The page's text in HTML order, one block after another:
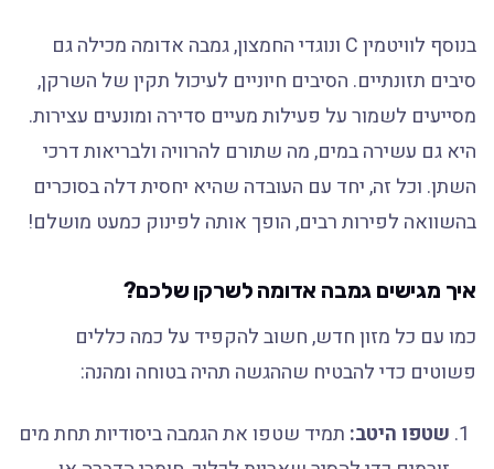
בנוסף לוויטמין C ונוגדי החמצון, גמבה אדומה מכילה גם
סיבים תזונתיים. הסיבים חיוניים לעיכול תקין של השרקן,
מסייעים לשמור על פעילות מעיים סדירה ומונעים עצירות.
היא גם עשירה במים, מה שתורם להרוויה ולבריאות דרכי
השתן. וכל זה, יחד עם העובדה שהיא יחסית דלה בסוכרים
בהשוואה לפירות רבים, הופך אותה לפינוק כמעט מושלם!
איך מגישים גמבה אדומה לשרקן שלכם?
כמו עם כל מזון חדש, חשוב להקפיד על כמה כללים
פשוטים כדי להבטיח שההגשה תהיה בטוחה ומהנה:
שטפו היטב:תמיד שטפו את הגמבה ביסודיות תחת מים